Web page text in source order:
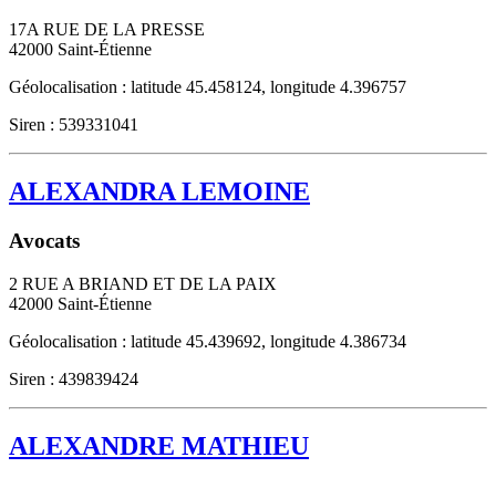
17A RUE DE LA PRESSE
42000 Saint-Étienne
Géolocalisation : latitude 45.458124, longitude 4.396757
Siren : 539331041
ALEXANDRA LEMOINE
Avocats
2 RUE A BRIAND ET DE LA PAIX
42000 Saint-Étienne
Géolocalisation : latitude 45.439692, longitude 4.386734
Siren : 439839424
ALEXANDRE MATHIEU